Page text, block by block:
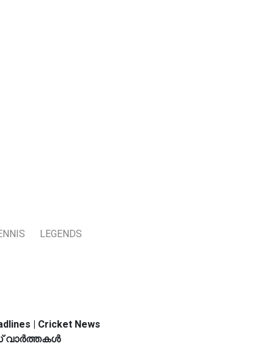
LEGENDS
| Cricket News
വാര്‍ത്തകള്‍